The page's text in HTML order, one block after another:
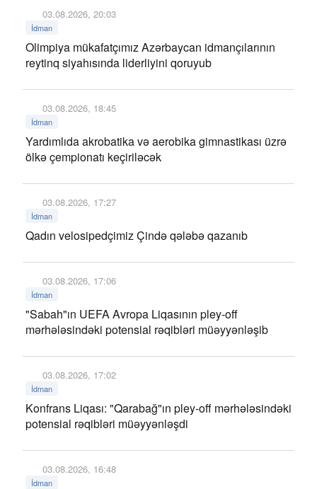
03.08.2026, 20:03
İdman
Olimpiya mükafatçımız Azərbaycan idmançılarının
reytinq siyahısında liderliyini qoruyub
03.08.2026, 18:45
İdman
Yardımlıda akrobatika və aerobika gimnastikası üzrə
ölkə çempionatı keçiriləcək
03.08.2026, 17:27
İdman
Qadın velosipedçimiz Çində qələbə qazanıb
03.08.2026, 17:06
İdman
"Sabah"ın UEFA Avropa Liqasının pley-off
mərhələsindəki potensial rəqibləri müəyyənləşib
03.08.2026, 17:02
İdman
Konfrans Liqası: "Qarabağ"ın pley-off mərhələsindəki
potensial rəqibləri müəyyənləşdi
03.08.2026, 16:48
İdman